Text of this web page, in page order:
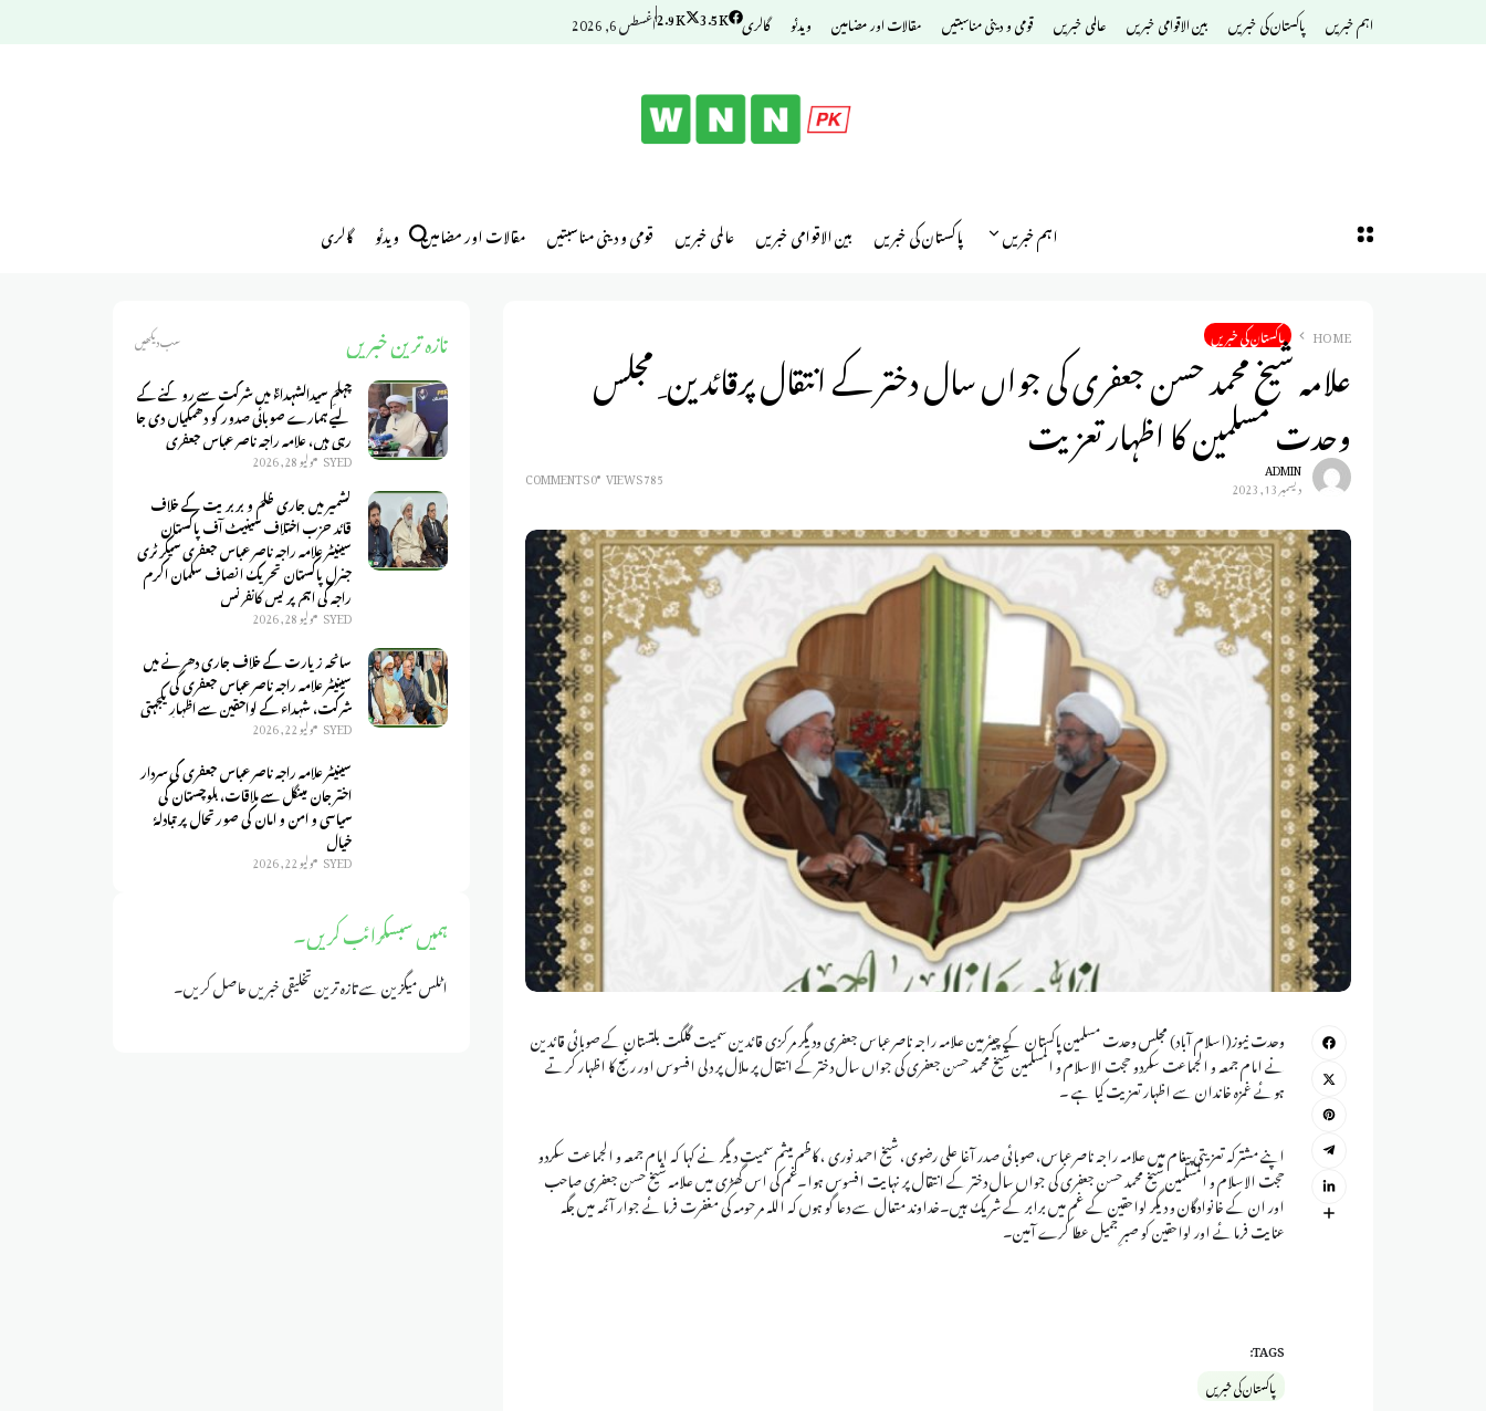
اہم خبریں پاکستان کی خبریں بین الاقوامی خبریں عالمی خبریں قومی و دینی مناسبتیں مقالات اور مضامین ویدئو گالری 3.5K
2.9Kأغسطس 6, 2026
اہم خبریں پاکستان کی خبریں بین الاقوامی خبریں عالمی خبریں قومی و دینی مناسبتیں مقالات اور مضامین ویدئو گالری
HOME پاکستان کی خبریں
علامہ شیخ محمد حسن جعفری کی جواں سال دختر کے انتقال پرقائدین ِ مجلس
وحدت مسلمین کا اظہار تعزیت
ADMIN
ديسمبر 13, 2023 785 VIEWS
0 COMMENTS
وحدت نیوز(اسلام آباد) مجلس وحدت مسلمین پاکستان کے چیئرمین علامہ راجہ ناصرعباس جعفری ودیگر مرکزی قائدین سمیت گلگت بلتستان کے صوبائی قائدین
نے امام جمعہ و الجماعت سکردو حجت الاسلام و المسلمین شیخ محمد حسن جعفری کی جواں سال دخترکے انتقال پر ملال پر دلی افسوس اور رنج کا اظہار کرتے
ہوئے غمزہ خاندان سے اظہار تعزیت کیا ہے ۔
اپنے مشترکہ تعزیتی پیغام میں علامہ راجہ ناصرعباس، صوبائی صدر آغا علی رضوی، شیخ احمد نوری ، کاظم میثم سمیت دیگر نے کہا کہ امام جمعہ و الجماعت سکردو
حجت الاسلام و المسلمین شیخ محمد حسن جعفری کی جواں سال دختر کے انتقال پر نہایت افسوس ہوا۔غم کی اس گھڑی میں علامہ شیخ حسن جعفری صاحب
اور ان کے خانوادگان و دیگر لواحقین کے غم میں برابر کے شریک ہیں۔خداوند متعال سے دعا گو ہوں کہ اللہ مرحومہ کی مغفرت فرمائے جوار آئمہ میں جگہ
عنایت فرمائے اور لواحقین کو صبرِ جمیل عطا کرے آمین۔
TAGS:
پاکستان کی خبریں
تازہ ترین خبریں سب دیکھیں
چہلمِ سیدالشہداءؑ میں شرکت سے روکنے کے
لیے ہمارے صوبائی صدور کو دھمکیاں دی جا
رہی ہیں، علامہ راجہ ناصر عباس جعفری
SYED يوليو 28, 2026
کشمیر میں جاری ظلم و بربریت کے خلاف
قائد حزب اختلاف سینیٹ آف پاکستان
سینیٹر علامہ راجہ ناصر عباس جعفری سیکرٹری
جنرل پاکستان تحریک انصاف سلمان اکرم
راجہ کی اہم پریس کانفرنس
SYED يوليو 28, 2026
سانحہ زیارت کے خلاف جاری دھرنے میں
سینیٹر علامہ راجہ ناصر عباس جعفری کی
شرکت، شہداء کے لواحقین سے اظہارِ یکجہتی
SYED يوليو 22, 2026
سینیٹر علامہ راجہ ناصر عباس جعفری کی سردار
اختر جان مینگل سے ملاقات، بلوچستان کی
سیاسی و امن و امان کی صورتحال پر تبادلۂ
خیال
SYED يوليو 22, 2026
ہمیں سبسکرائب کریں۔
اٹلس میگزین سے تازہ ترین تخلیقی خبریں حاصل کریں۔